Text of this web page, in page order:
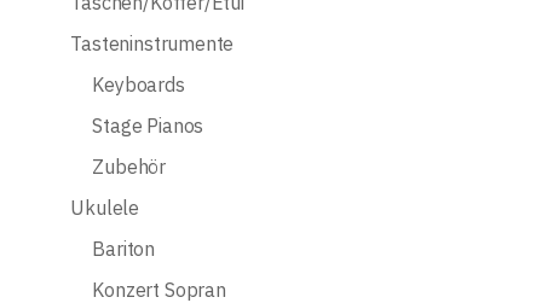
Tasteninstrumente
Keyboards
Stage Pianos
Zubehör
Ukulele
Bariton
Konzert Sopran